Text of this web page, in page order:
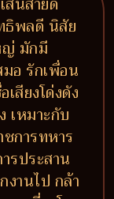
ธิพลดี นิสัย
ญ่ มักมี
อ รักเพื่อน
สียงโด่งดัง
เหมาะกับ
การทหาร
รประสาน
านไป กล้า